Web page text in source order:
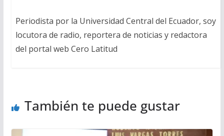
Periodista por la Universidad Central del Ecuador, soy
locutora de radio, reportera de noticias y redactora
del portal web Cero Latitud
También te puede gustar